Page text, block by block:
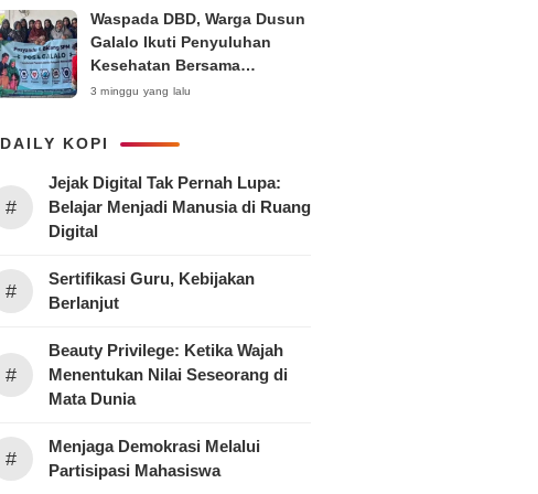
Waspada DBD, Warga Dusun
Galalo Ikuti Penyuluhan
Kesehatan Bersama
Mahasiswa Pemberdayaan
Surabaya 2026
3 minggu yang lalu
DAILY KOPI
#
Jejak Digital Tak Pernah Lupa:
Belajar Menjadi Manusia di Ruang
Digital
#
Sertifikasi Guru, Kebijakan
Berlanjut
#
Beauty Privilege: Ketika Wajah
Menentukan Nilai Seseorang di
Mata Dunia
#
Menjaga Demokrasi Melalui
Partisipasi Mahasiswa